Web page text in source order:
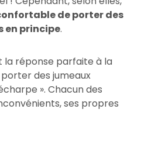
de porter des
en principe.
la réponse parfaite à la
des jumeaux
». Chacun des
ses propres